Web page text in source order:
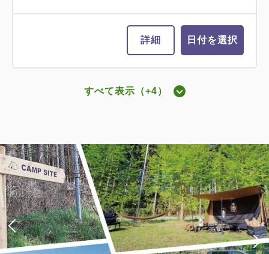
詳細 日付を選択
税・サービス料込
会員価格 59,000 円~
大人2名1室
税・サービス料込
合計 61,200円~
禁煙 69.00m 2~6名
ダブルサイズ×2 Wi-Fiあり（無料）
すべて表示（+4）